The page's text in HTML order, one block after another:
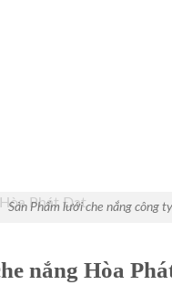
Sản Phẩm lưới che nắng công
nắng Hòa